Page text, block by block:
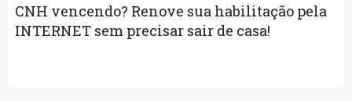
CNH vencendo? Renove sua habilitação pela
INTERNET sem precisar sair de casa!